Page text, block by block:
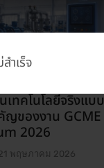
ำเร็จ
ทคโนโลยีจริงแบบ
ญของงาน GCME
2026
พฤษภาคม 2026